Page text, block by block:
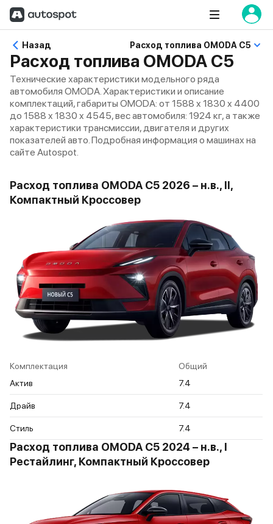
Назад Расход топлива OMODA C5
Расход топлива OMODA C5
Технические характеристики модельного ряда
автомобиля OMODA. Характеристики и описание
комплектаций, габариты OMODA: от 1588 x 1830 x 4400
до 1588 x 1830 x 4545, вес автомобиля: 1924 кг, а также
характеристики трансмиссии, двигателя и других
показателей авто. Подробная информация о машинах на
сайте Autospot.
Расход топлива OMODA C5 2026 – н.в., II,
Компактный Кроссовер
Комплектация
Общий
Актив
7.4
Драйв 7.4
Стиль 7.4
Расход топлива OMODA C5 2024 – н.в., I
Рестайлинг, Компактный Кроссовер